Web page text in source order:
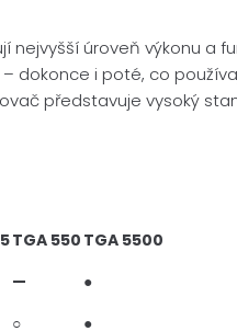
nejvyšší úroveň výkonu
– dokonce i poté, co
představuje vysoký
TGA 550 TGA 5500
—
●
○
●